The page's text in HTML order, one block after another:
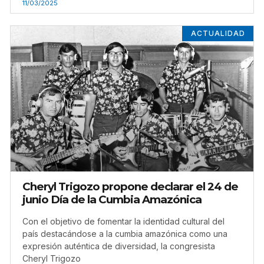
11/03/2025
ACTUALIDAD
Cheryl Trigozo propone declarar el 24 de
junio Día de la Cumbia Amazónica
Con el objetivo de fomentar la identidad cultural del
país destacándose a la cumbia amazónica como una
expresión auténtica de diversidad, la congresista
Cheryl Trigozo